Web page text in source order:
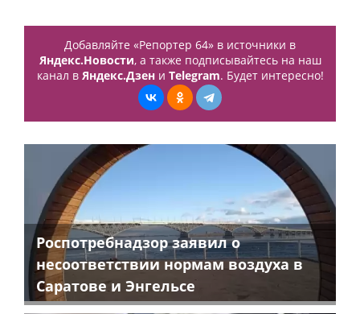
Добавляйте «Репортер 64» в источники в
Яндекс.Новости, а также подписывайтесь на наш
канал в Яндекс.Дзени Telegram. Будет интересно!
Роспотребнадзор заявил о
несоответствии нормам воздуха в
Саратове и Энгельсе